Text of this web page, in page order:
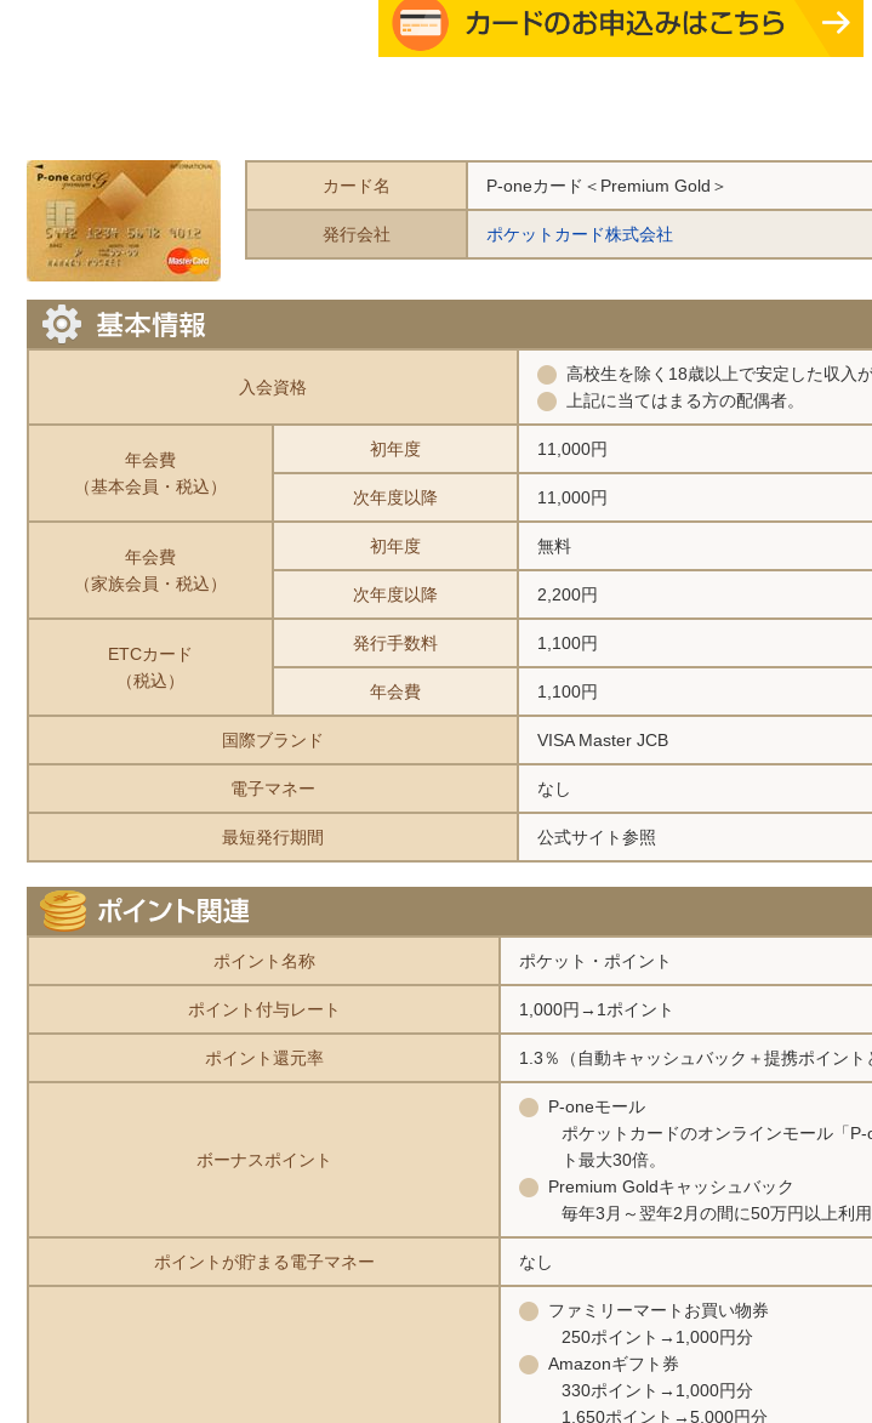
カード名 P-oneカード＜Premium Gold＞
発行会社 ポケットカード株式会社
入会資格
高校生を除く18歳以上で安定した収入
上記に当てはまる方の配偶者。
年会費
（基本会員・税込）
初年度 11,000円
次年度以降 11,000円
年会費
（家族会員・税込）
初年度 無料
次年度以降 2,200円
ETCカード
（税込）
発行手数料 1,100円
年会費 1,100円
国際ブランド VISA Master JCB
電子マネー なし
最短発行期間 公式サイト参照
ポイント名称 ポケット・ポイント
ポイント付与レート 1,000円→1ポイント
ポイント還元率 1.3％（自動キャッシュバック＋提携ポイント
ボーナスポイント
P-oneモール
ポケットカードのオンラインモール「
ト最大30倍。
Premium Goldキャッシュバック
毎年3月～翌年2月の間に50万円以上利
ポイントが貯まる電子マネー なし
ファミリーマートお買い物券
250ポイント→1,000円分
Amazonギフト券
330ポイント→1,000円分
1,650ポイント→5,000円分